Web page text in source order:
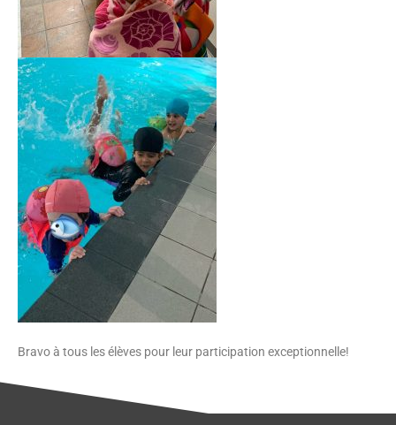
Bravo à tous les élèves pour leur participation exceptionnelle!